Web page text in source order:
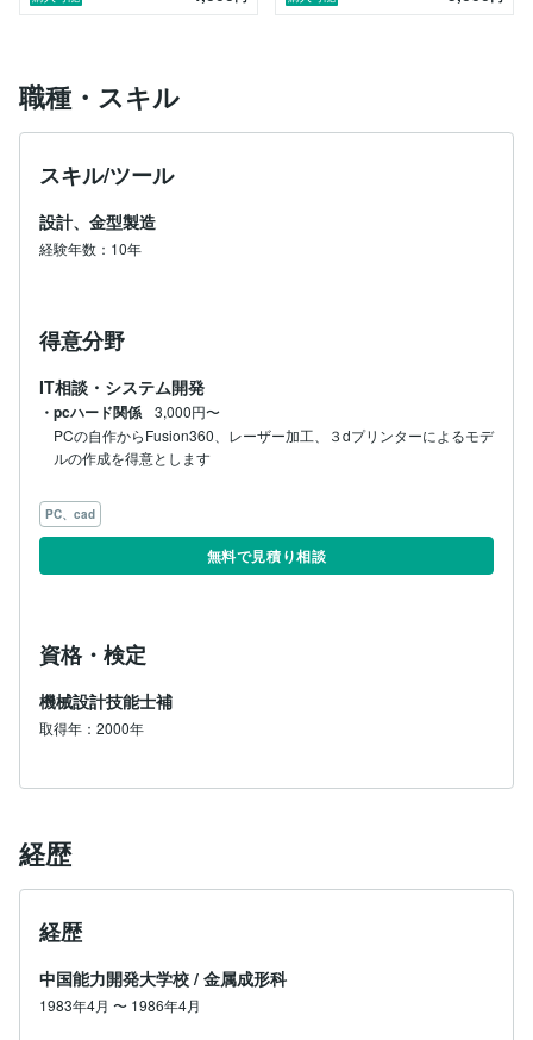
職種・スキル
スキル/ツール
設計、金型製造
経験年数：10年
得意分野
IT相談・システム開発
・pcハード関係
3,000円〜
PCの自作からFusion360、レーザー加工、３dプリンターによるモデ
ルの作成を得意とします
PC、cad
無料で見積り相談
資格・検定
機械設計技能士補
取得年：2000年
経歴
経歴
中国能力開発大学校 / 金属成形科
1983年4月 〜 1986年4月